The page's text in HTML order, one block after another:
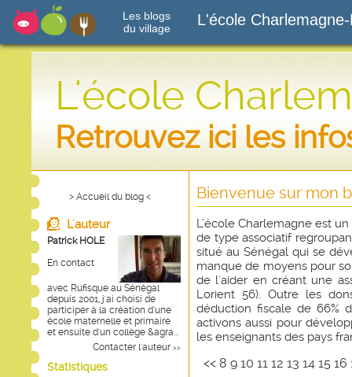
Les blogs
du village
L'école
L'école
Retrouvez ici les
> Accueil du blog <
L'auteur
Patrick HOLE
En contact
avec Rufisque au Sénégal
depuis 2001, j'ai choisi de
participer à la création d'une
école maternelle et primaire
et ensuite d'un collège &agra...
Contacter l'auteur >>
Statistiques
Bienvenue sur mon
L’école Charlemagne est
de type associatif
situé au Sénégal qui se
manque de moyens pour
de l'aider en créant une
Lorient 56). Outre les
déduction fiscale de 66%
activons aussi pour
les enseignants des pays
<< 8 9 10 11 12 13 14 15 16